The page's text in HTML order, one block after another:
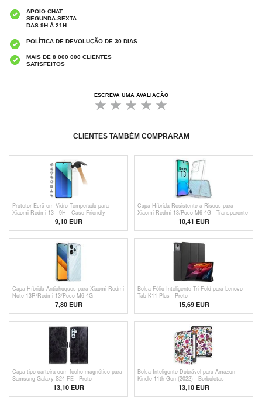
APOIO CHAT:
SEGUNDA-SEXTA
DAS 9H À 21H
POLÍTICA DE DEVOLUÇÃO DE 30 DIAS
MAIS DE 8 000 000 CLIENTES
SATISFEITOS
ESCREVA UMA AVALIAÇÃO
CLIENTES TAMBÉM COMPRARAM
Protetor Ecrã em Vidro Temperado para
Xiaomi Redmi 13 - 9H - Case Friendly -
9,10 EUR
Capa Híbrida Resistente a Riscos para
Xiaomi Redmi 13/Poco M6 4G - Transparente
10,41 EUR
Capa Híbrida Antichoques para Xiaomi Redmi
Note 13R/Redmi 13/Poco M6 4G -
7,80 EUR
Bolsa Fólio Inteligente Tri-Fold para Lenovo
Tab K11 Plus - Preto
15,69 EUR
Capa tipo carteira com fecho magnético para
Samsung Galaxy S24 FE - Preto
13,10 EUR
Bolsa Inteligente Dobrável para Amazon
Kindle 11th Gen (2022) - Borboletas
13,10 EUR